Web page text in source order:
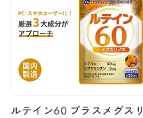
ルテイン60 プラスメグスリ